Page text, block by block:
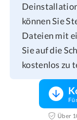
können Sie
Dateien mit
Sie auf die
kostenlos zu
Über